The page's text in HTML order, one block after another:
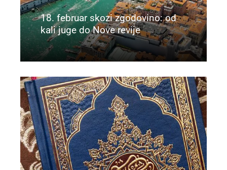
18. februar skozi zgodovino: od
kali juge do Nove revije
Preberi več